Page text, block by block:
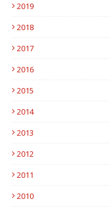
2019
2018
2017
2016
2015
2014
2013
2012
2011
2010